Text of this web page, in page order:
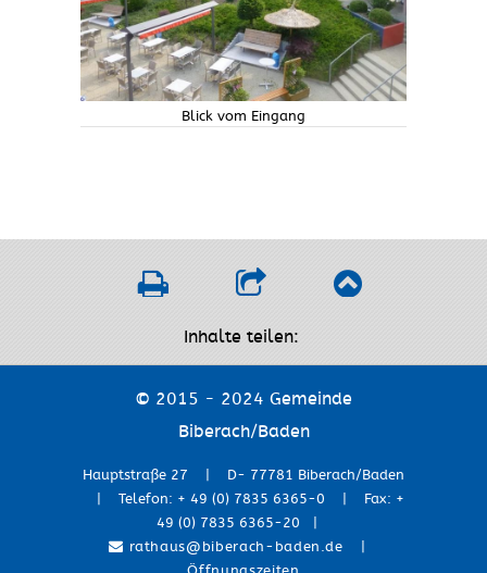
Blick vom Eingang
Inhalte teilen:
© 2015 - 2024 Gemeinde
Biberach/Baden
Hauptstraße 27 | D- 77781 Biberach/Baden
| Telefon: + 49 (0) 7835 6365-0 | Fax: +
49 (0) 7835 6365-20 |
rathaus@biberach-baden.de